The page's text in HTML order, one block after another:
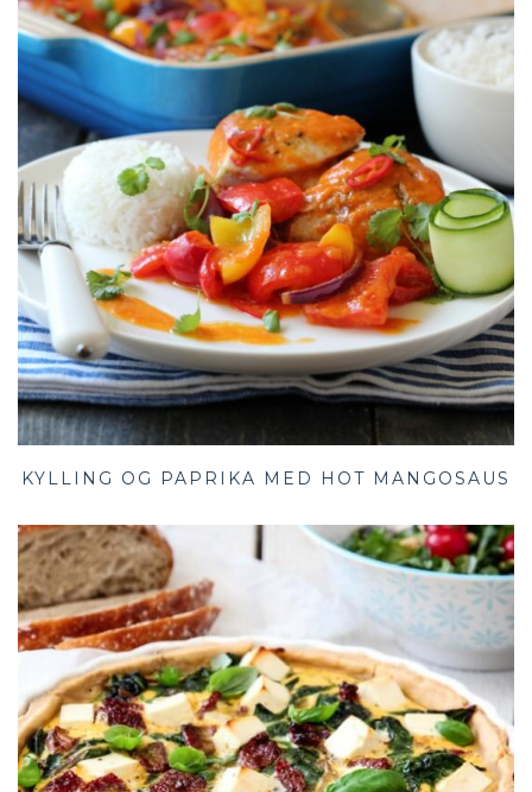
KYLLING OG PAPRIKA MED HOT MANGOSAUS